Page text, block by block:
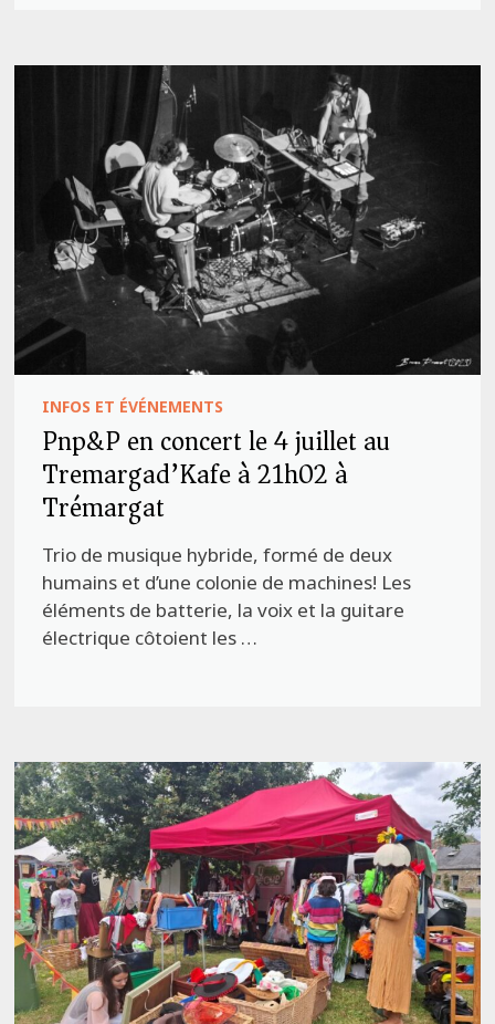
INFOS ET ÉVÉNEMENTS
Pnp&P en concert le 4 juillet au
Tremargad’Kafe à 21h02 à
Trémargat
Trio de musique hybride, formé de deux
humains et d’une colonie de machines! Les
éléments de batterie, la voix et la guitare
électrique côtoient les …